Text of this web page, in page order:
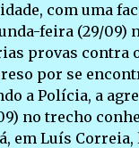
com uma
feira (29/09)
provas contra
por se
a Polícia, a
no trecho
em Luís